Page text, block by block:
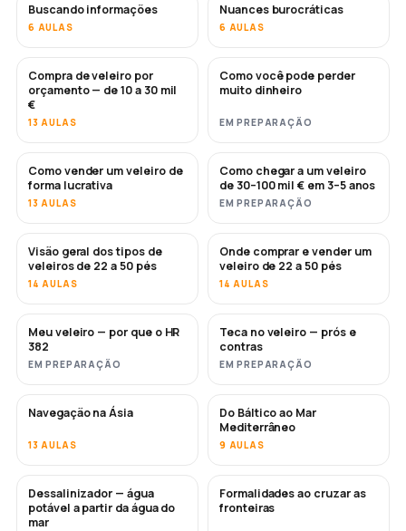
Buscando informações
6 AULAS
Nuances burocráticas
6 AULAS
EM BREVE
Compra de veleiro por
orçamento — de 10 a 30 mil
€
13 AULAS
EM BREVE
Como você pode perder
muito dinheiro
EM PREPARAÇÃO
NOVO
Como vender um veleiro de
forma lucrativa
13 AULAS
NOVO
Como chegar a um veleiro
de 30–100 mil € em 3–5 anos
EM PREPARAÇÃO
EM BREVE
Visão geral dos tipos de
veleiros de 22 a 50 pés
14 AULAS
EM BREVE
Onde comprar e vender um
veleiro de 22 a 50 pés
14 AULAS
EM BREVE
Meu veleiro — por que o HR
382
EM PREPARAÇÃO
EM BREVE
Teca no veleiro — prós e
contras
EM PREPARAÇÃO
EM BREVE
Navegação na Ásia
13 AULAS
EM BREVE
Do Báltico ao Mar
Mediterrâneo
9 AULAS
EM BREVE
Dessalinizador — água
potável a partir da água do
mar
Formalidades ao cruzar as
fronteiras